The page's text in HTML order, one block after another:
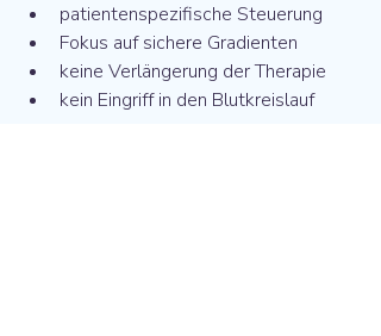
patientenspezifische Steuerung
Fokus auf sichere Gradienten
keine Verlängerung der Therapie
kein Eingriff in den Blutkreislauf